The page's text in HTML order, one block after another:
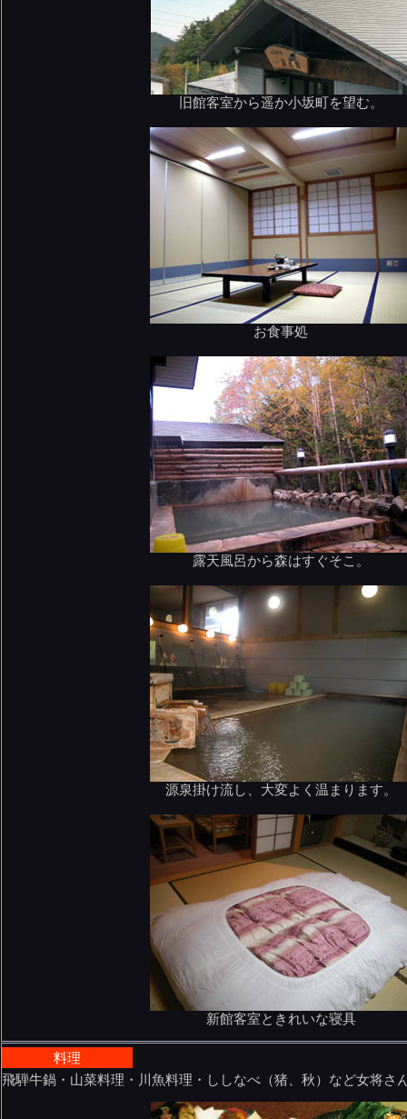
旧館客室から遥か小坂町を望む。
お食事処
露天風呂から森はすぐそこ。
源泉掛け流し、大変よく温まります。
新館客室ときれいな寝具
料理
飛騨牛鍋・山菜料理・川魚料理・ししなべ（猪、秋）など女将さ